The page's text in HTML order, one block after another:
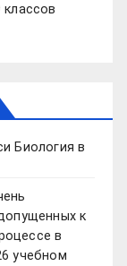
Биология в
к
в
учебном